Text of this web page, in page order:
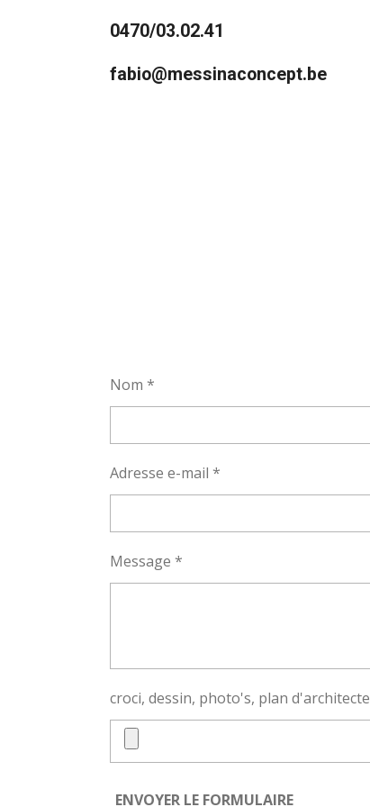
0470/03.02.41
fabio@messinaconcept.be
Nom *
Adresse e-mail *
Message *
croci, dessin, photo's, plan d'architecte
ENVOYER LE FORMULAIRE